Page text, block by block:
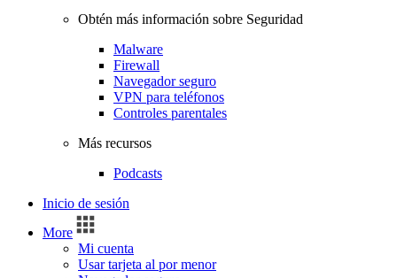
Obtén más información sobre Seguridad
Malware
Firewall
Navegador seguro
VPN para teléfonos
Controles parentales
Más recursos
Podcasts
Inicio de sesión
More
Mi cuenta
Usar tarjeta al por menor